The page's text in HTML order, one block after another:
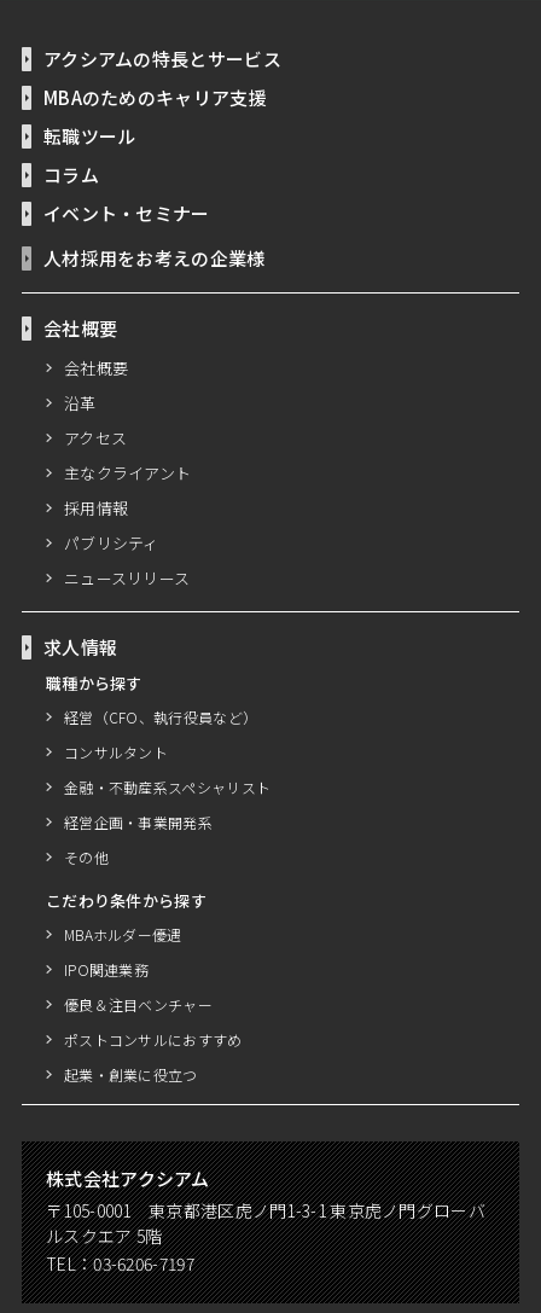
アクシアムの特長とサービス
MBAのためのキャリア支援
転職ツール
コラム
イベント・セミナー
人材採用をお考えの企業様
会社概要
会社概要
沿革
アクセス
主なクライアント
採用情報
パブリシティ
ニュースリリース
求人情報
職種から探す
経営（CFO、執行役員など）
コンサルタント
金融・不動産系スペシャリスト
経営企画・事業開発系
その他
こだわり条件から探す
MBAホルダー優遇
IPO関連業務
優良＆注目ベンチャー
ポストコンサルにおすすめ
起業・創業に役立つ
株式会社アクシアム
〒105-0001 東京都港区虎ノ門1-3-1 東京虎ノ門グローバ
ルスクエア 5階
TEL：03-6206-7197